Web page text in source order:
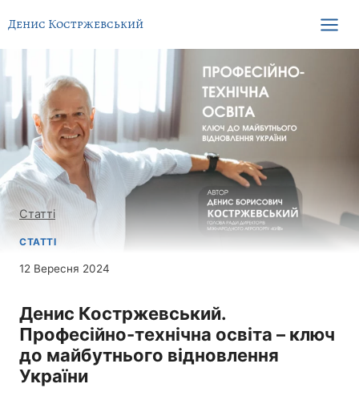
до
вмісту
Денис Костржевський
Статті
СТАТТІ
12 Вересня 2024
Денис Костржевський.
Професійно-технічна освіта – ключ
до майбутнього відновлення
України